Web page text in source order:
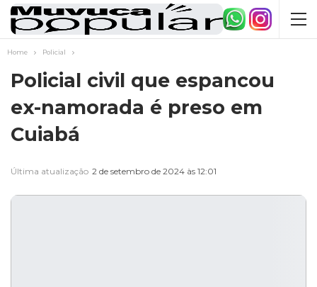
Home Policial
Policial civil que espancou
ex-namorada é preso em
Cuiabá
Última atualização 2 de setembro de 2024 às 12:01